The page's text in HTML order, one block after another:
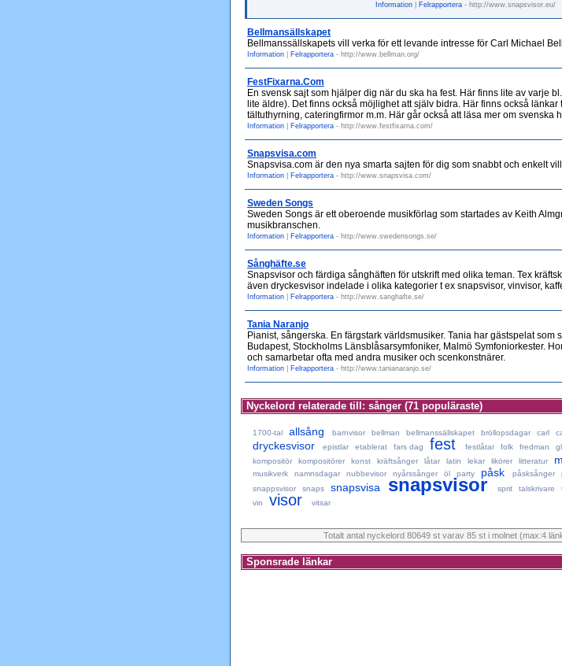
Information Felrapportera - http://www.snapsvisor.eu/
Bellmansällskapet
Bellmanssällskapets vill verka för ett levande intresse för Carl Michael
Information Felrapportera - http://www.bellman.org/
FestFixarna.Com
En svensk sajt som hjälper dig när du ska ha fest. Här finns lite av varje
lite äldre). Det finns också möjlighet att själv bidra. Här finns också
tältuthyrning, cateringfirmor m.m. Här går också att läsa mer om svenska
Information Felrapportera - http://www.festfixarna.com/
Snapsvisa.com
Snapsvisa.com är den nya smarta sajten för dig som snabbt och enkelt
Information Felrapportera - http://www.snapsvisa.com/
Sweden Songs
Sweden Songs är ett oberoende musikförlag som startades av Keith
musikbranschen.
Information Felrapportera - http://www.swedensongs.se/
Sånghäfte.se
Snapsvisor och färdiga sånghäften för utskrift med olika teman. Tex
även dryckesvisor indelade i olika kategorier t ex snapsvisor, vinvisor,
Information Felrapportera - http://www.sanghafte.se/
Tania Naranjo
Pianist, sångerska. En färgstark världsmusiker. Tania har gästspelat
Budapest, Stockholms Länsblåsarsymfoniker, Malmö Symfoniorkester.
och samarbetar ofta med andra musiker och scenkonstnärer.
Information Felrapportera - http://www.tanianaranjo.se/
Nyckelord relaterade till: sånger (71 populäraste)
1700-tal allsång barnvisor bellman bellmanssällskapet bröllopsdagar carl
dryckesvisor epistlar etablerat fars dag fest festlåtar folk fredman
kompositör
kompositörer konst kräftsånger låtar latin lekar likörer litteratur
musikverk
namnsdagar nubbevisor nyårssånger öl party påsk påsksånger
snappsvisor
snaps snapsvisa snapsvisor sprit talskrivare
vin
visor vitsar
Totalt antal nyckelord 80649 st varav 85 st i molnet (max:4
Sponsrade länkar